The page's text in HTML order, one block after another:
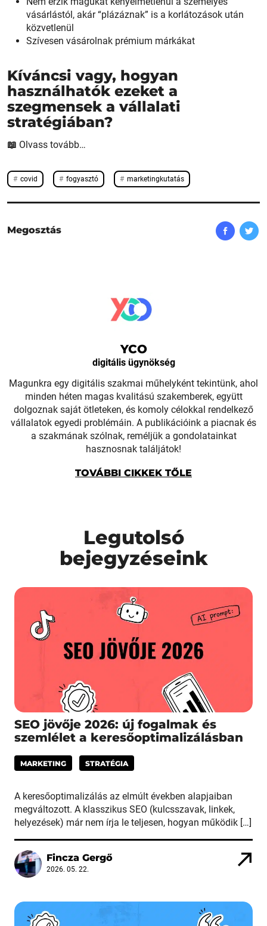
YCO
digitális ügynökség
Magunkra egy digitális szakmai műhelyként tekintünk, ahol
minden héten magas kvalitású szakemberek, együtt
dolgoznak saját ötleteken, és komoly célokkal rendelkező
vállalatok egyedi problémáin. A publikációink a piacnak és
a szakmának szólnak, reméljük a gondolatainkat
hasznosnak találjátok!
TOVÁBBI CIKKEK TŐLE
vásárlástól, akár “plázáznak” is a korlátozások után
közvetlenül
Szívesen vásárolnak prémium márkákat
Kíváncsi vagy, hogyan
használhatók ezeket a
szegmensek a vállalati
stratégiában?
📖 Olvass tovább…
covid fogyasztó marketingkutatás
Megosztás
Legutolsó
bejegyzéseink
SEO jövője 2026: új fogalmak és
szemlélet a keresőoptimalizálásban
MARKETING STRATÉGIA
A keresőoptimalizálás az elmúlt években alapjaiban
megváltozott. A klasszikus SEO (kulcsszavak, linkek,
helyezések) már nem írja le teljesen, hogyan működik […]
Fincza Gergő
2026. 05. 22.